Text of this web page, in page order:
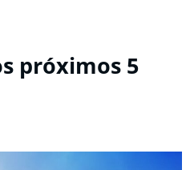
próximos 5